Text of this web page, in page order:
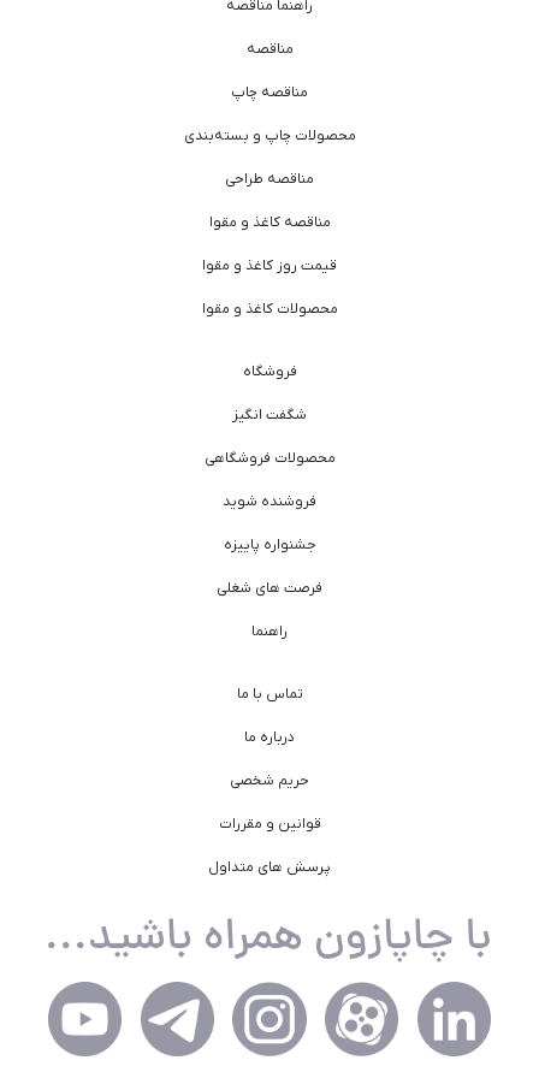
راهنما مناقصه
مناقصه
مناقصه چاپ
محصولات چاپ و بسته‌بندی
مناقصه طراحی
مناقصه کاغذ و مقوا
قیمت روز کاغذ و مقوا
محصولات کاغذ و مقوا
فروشگاه
شگفت انگیز
محصولات فروشگاهی
فروشنده شوید
جشنواره پاییزه
فرصت های شغلی
راهنما
تماس با ما
درباره ما
حریم شخصی
قوانین و مقررات
پرسش های متداول